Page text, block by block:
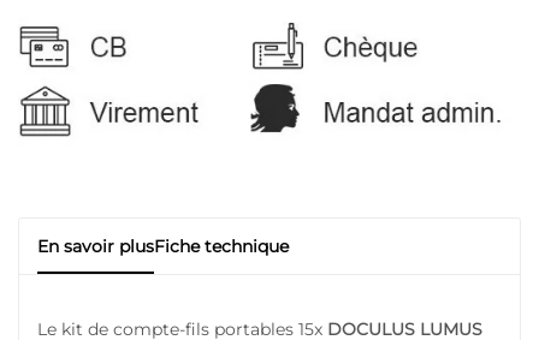
En savoir plusFiche technique
Le kit de compte-fils portables 15x DOCULUS LUMUS